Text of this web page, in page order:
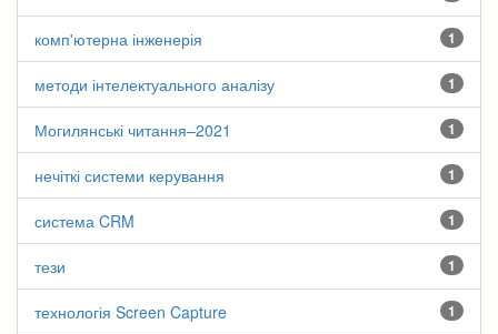
1
комп'ютерна інженерія
1
методи інтелектуального аналізу
1
Могилянські читання–2021
1
нечіткі системи керування
1
система CRM
1
тези
1
технологія Screen Capture